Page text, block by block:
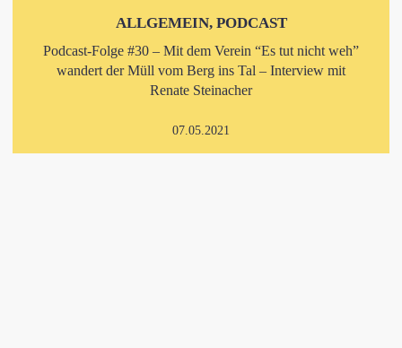
ALLGEMEIN, PODCAST
Podcast-Folge #30 – Mit dem Verein “Es tut nicht weh”
wandert der Müll vom Berg ins Tal – Interview mit
Renate Steinacher
07.05.2021